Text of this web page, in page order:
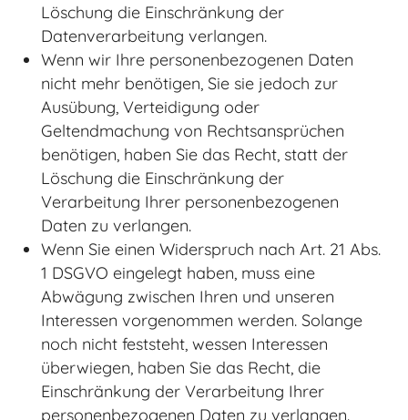
Löschung die Einschränkung der
Datenverarbeitung verlangen.
Wenn wir Ihre personenbezogenen Daten
nicht mehr benötigen, Sie sie jedoch zur
Ausübung, Verteidigung oder
Geltendmachung von Rechtsansprüchen
benötigen, haben Sie das Recht, statt der
Löschung die Einschränkung der
Verarbeitung Ihrer personenbezogenen
Daten zu verlangen.
Wenn Sie einen Widerspruch nach Art. 21 Abs.
1 DSGVO eingelegt haben, muss eine
Abwägung zwischen Ihren und unseren
Interessen vorgenommen werden. Solange
noch nicht feststeht, wessen Interessen
überwiegen, haben Sie das Recht, die
Einschränkung der Verarbeitung Ihrer
personenbezogenen Daten zu verlangen.